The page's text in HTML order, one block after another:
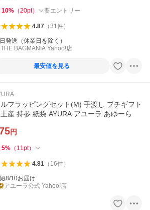
10% （20pt） 要エントリー
4.87（31件）
発送（休業日を除く）
THE BAGMANIA Yahoo!店
最安値を見る
フラッピングセット(M) 手渡し プチギフト
産 持参 紙袋 AYURA アユーラ あゆーら
円
5% （ 11pt）
4.81（ 16件）
8/10お届け
アユーラ公式 Yahoo!店